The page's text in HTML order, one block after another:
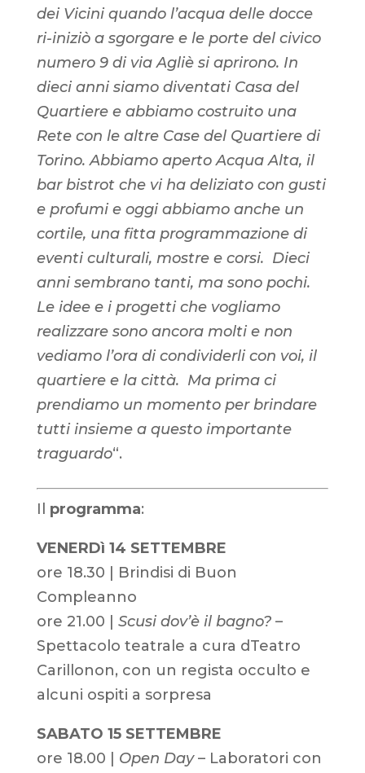
dei Vicini quando l’acqua delle docce
ri-iniziò a sgorgare e le porte del civico
numero 9 di via Agliè si aprirono. In
dieci anni siamo diventati Casa del
Quartiere e abbiamo costruito una
Rete con le altre Case del Quartiere di
Torino. Abbiamo aperto Acqua Alta, il
bar bistrot che vi ha deliziato con gusti
e profumi e oggi abbiamo anche un
cortile, una fitta programmazione di
eventi culturali, mostre e corsi. Dieci
anni sembrano tanti, ma sono pochi.
Le idee e i progetti che vogliamo
realizzare sono ancora molti e non
vediamo l’ora di condividerli con voi, il
quartiere e la città. Ma prima ci
prendiamo un momento per brindare
tutti insieme a questo importante
traguardo“.
Il programma:
VENERDì 14 SETTEMBRE
ore 18.30 | Brindisi di Buon
Compleanno
ore 21.00 | Scusi dov’è il bagno?–
Spettacolo teatrale a cura dTeatro
Carillonon, con un regista occulto e
alcuni ospiti a sorpresa
SABATO 15 SETTEMBRE
ore 18.00 | Open Day– Laboratori con